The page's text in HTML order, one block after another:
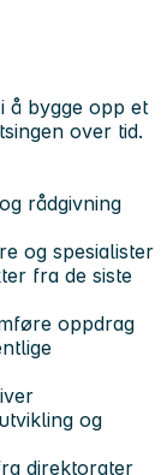
å bygge opp et
over tid.
rådgivning
og spesialister
fra de siste
oppdrag
og
direktorater